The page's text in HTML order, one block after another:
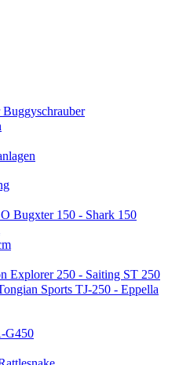
Bugxter 150 - Shark 150
250 - Saiting ST 250
Sports TJ-250 - Eppella
G450